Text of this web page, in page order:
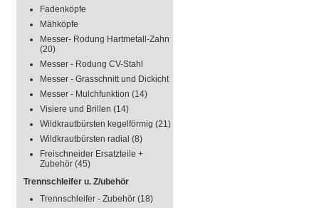
Fadenköpfe
Mähköpfe
Messer- Rodung Hartmetall-Zahn
(20)
Messer - Rodung CV-Stahl
Messer - Grasschnitt und Dickicht
Messer - Mulchfunktion (14)
Visiere und Brillen (14)
Wildkrautbürsten kegelförmig (21)
Wildkrautbürsten radial (8)
Freischneider Ersatzteile +
Zubehör (45)
Trennschleifer u. Z/ubehör
Trennschleifer - Zubehör (18)